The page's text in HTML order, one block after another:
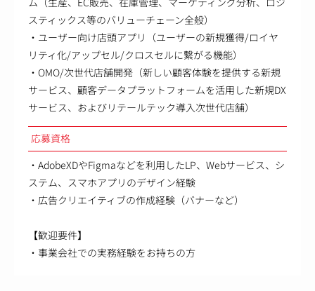
スティックス等のバリューチェーン全般）
・ユーザー向け店頭アプリ（ユーザーの新規獲得/ロイヤ
リティ化/アップセル/クロスセルに繋がる機能）
・OMO/次世代店舗開発（新しい顧客体験を提供する新規
サービス、顧客データプラットフォームを活用した新規DX
サービス、およびリテールテック導入次世代店舗）
応募資格
・AdobeXDやFigmaなどを利用したLP、Webサービス、シ
ステム、スマホアプリのデザイン経験
・広告クリエイティブの作成経験（バナーなど）
【歓迎要件】
・事業会社での実務経験をお持ちの方